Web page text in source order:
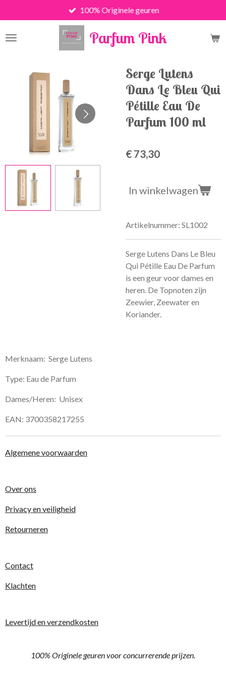
direct
naar
Parfum Pink
100% Originele geuren
Serge Lutens
Dans Le Bleu Qui
Pétille Eau De
Parfum 100 ml
€ 73,30
In winkelwagen
Artikelnummer: SL1002
Serge Lutens Dans Le Bleu
Qui Pétille Eau De Parfum
is een geur voor dames en
heren. De Topnoten zijn
Zeewier, Zeewater en
Koriander.
Merknaam: Serge Lutens
Type: Eau de Parfum
Dames/Heren: Unisex
EAN: 3700358217255
Algemene voorwaarden
Over ons
Privacy en veiligheid
Retourneren
Contact
Klachten
Levertijd en verzendkosten
100% Originele geuren voor concurrerende prijzen.